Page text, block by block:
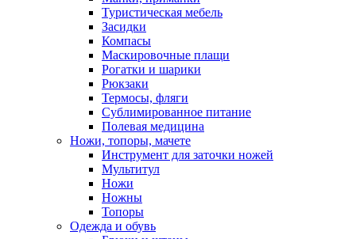
Туристическая мебель
Засидки
Компасы
Маскировочные плащи
Рогатки и шарики
Рюкзаки
Термосы, фляги
Сублимированное питание
Полевая медицина
Ножи, топоры, мачете
Инструмент для заточки ножей
Мультитул
Ножи
Ножны
Топоры
Одежда и обувь